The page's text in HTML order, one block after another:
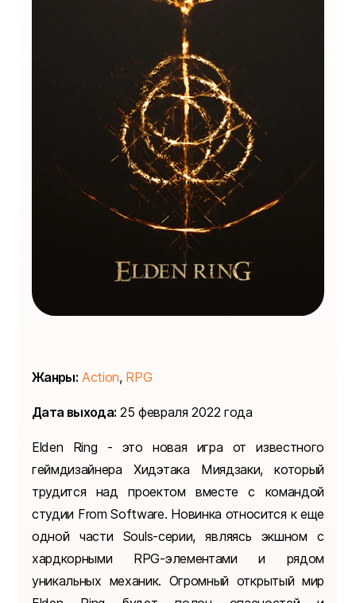
Жанры: Action, RPG
Дата выхода: 25 февраля 2022 года
Elden Ring - это новая игра от известного
геймдизайнера Хидэтака Миядзаки, который
трудится над проектом вместе с командой
студии From Software. Новинка относится к еще
одной части Souls-серии, являясь экшном с
хардкорными RPG-элементами и рядом
уникальных механик. Огромный открытый мир